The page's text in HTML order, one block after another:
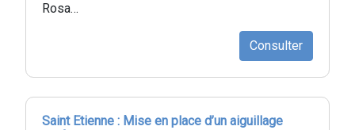
Rosa…
Consulter
Saint Etienne : Mise en place d’un aiguillage